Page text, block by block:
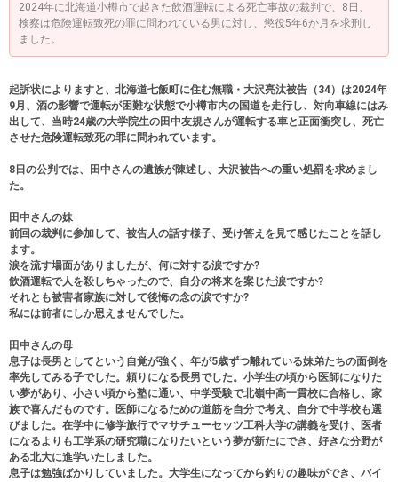
2024年に北海道小樽市で起きた飲酒運転による死亡事故の裁判で、8日、
検察は危険運転致死の罪に問われている男に対し、懲役5年6か月を求刑し
ました。
起訴状によりますと、北海道七飯町に住む無職・大沢亮汰被告（34）は2024年
9月、酒の影響で運転が困難な状態で小樽市内の国道を走行し、対向車線にはみ
出して、当時24歳の大学院生の田中友規さんが運転する車と正面衝突し、死亡
させた危険運転致死の罪に問われています。
8日の公判では、田中さんの遺族が陳述し、大沢被告への重い処罰を求めまし
た。
田中さんの妹
前回の裁判に参加して、被告人の話す様子、受け答えを見て感じたことを話し
ます。
涙を流す場面がありましたが、何に対する涙ですか?
飲酒運転で人を殺しちゃったので、自分の将来を案じた涙ですか?
それとも被害者家族に対して後悔の念の涙ですか?
私には前者にしか思えませんでした。
田中さんの母
息子は長男としてという自覚が強く、年が5歳ずつ離れている妹弟たちの面倒を
率先してみる子でした。頼りになる長男でした。小学生の頃から医師になりた
い夢があり、小さい頃から塾に通い、中学受験で北嶺中高一貫校に合格し、家
族で喜んだものです。医師になるための道筋を自分で考え、自分で中学校も選
びました。在学中に修学旅行でマサチューセッツ工科大学の講義を受け、医者
になるよりも工学系の研究職になりたいという夢が新たにでき、好きな分野が
ある北大に進学いたしました。
息子は勉強ばかりしていました。大学生になってから釣りの趣味ができ、バイ